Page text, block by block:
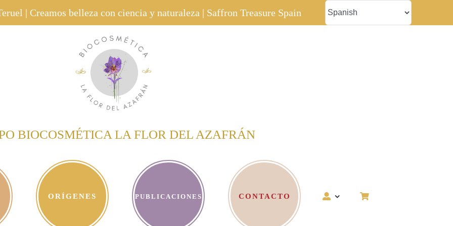
| Creamos belleza con ciencia y naturaleza | Saffron Treasure Spain
BIOCOSMÉTICA LA FLOR DEL AZAFRÁN
ORÍGENES PUBLICACIONES CONTACTO